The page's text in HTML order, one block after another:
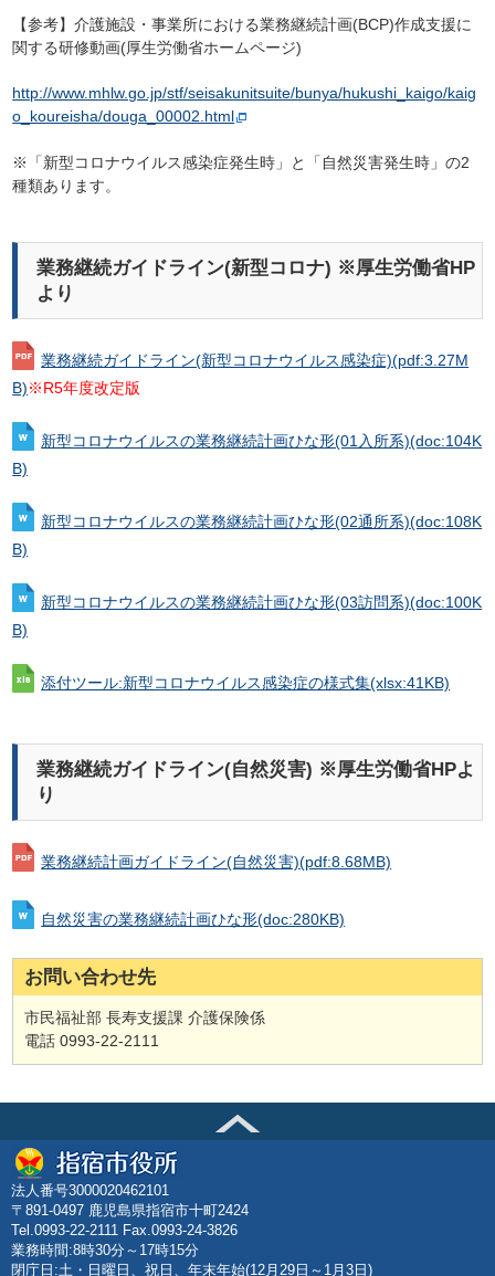
【参考】介護施設・事業所における業務継続計画(BCP)作成支援に
関する研修動画(厚生労働省ホームページ)
http://www.mhlw.go.jp/stf/seisakunitsuite/bunya/hukushi_kaigo/kaig
o_koureisha/douga_00002.html
※「新型コロナウイルス感染症発生時」と「自然災害発生時」の2
種類あります。
業務継続ガイドライン(新型コロナ) ※厚生労働省HP
より
業務継続ガイドライン(新型コロナウイルス感染症)(pdf:3.27M
B)※R5年度改定版
新型コロナウイルスの業務継続計画ひな形(01入所系)(doc:104K
B)
新型コロナウイルスの業務継続計画ひな形(02通所系)(doc:108K
B)
新型コロナウイルスの業務継続計画ひな形(03訪問系)(doc:100K
B)
添付ツール:新型コロナウイルス感染症の様式集(xlsx:41KB)
業務継続ガイドライン(自然災害) ※厚生労働省HPよ
り
業務継続計画ガイドライン(自然災害)(pdf:8.68MB)
自然災害の業務継続計画ひな形(doc:280KB)
お問い合わせ先
市民福祉部 長寿支援課 介護保険係
電話 0993-22-2111
法人番号3000020462101
〒891-0497 鹿児島県指宿市十町2424
Tel.0993-22-2111 Fax.0993-24-3826
業務時間:8時30分～17時15分
閉庁日:土・日曜日、祝日、年末年始(12月29日～1月3日)